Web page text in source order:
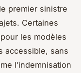
premier sinistre
Certaines
les modèles
accessible, sans
l’indemnisation